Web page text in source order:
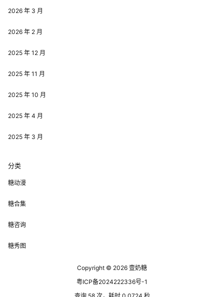
2026 年 3 月
2026 年 2 月
2025 年 12 月
2025 年 11 月
2025 年 10 月
2025 年 4 月
2025 年 3 月
分类
糖动漫
糖合集
糖咨询
糖秀图
Copyright © 2026 壹奶糖
粤ICP备2024222336号-1